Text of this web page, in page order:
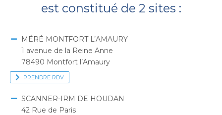
est constitué de 2 sites :
MÉRÉ MONTFORT L’AMAURY
1 avenue de la Reine Anne
78490 Montfort l’Amaury
PRENDRE RDV
SCANNER-IRM DE HOUDAN
42 Rue de Paris